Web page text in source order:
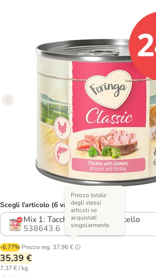
Scegli l'articolo (6 varianti)
Mix 1: Tacchino + Pollo & Vitello
538643.6
-6.77% Prezzo reg. 37,96 €
Prezzo totale
degli stessi
articoli se
acquistati
singolarmente
35,39 €
7,37 € / kg